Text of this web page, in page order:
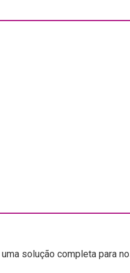
uma solução completa para